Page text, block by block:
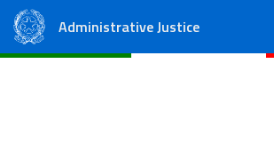
Administrative Justice